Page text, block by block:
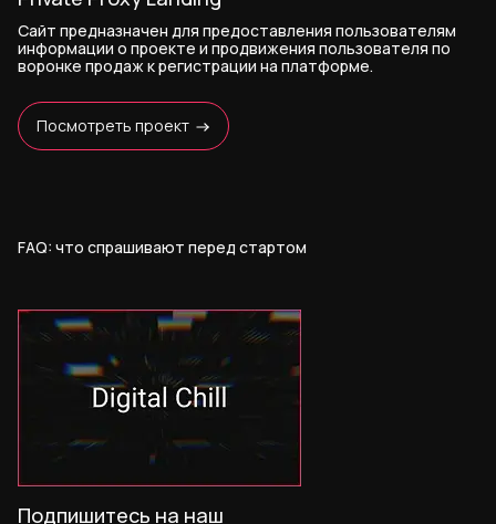
Сайт предназначен для предоставления пользователям
информации о проекте и продвижения пользователя по
воронке продаж к регистрации на платформе.
Посмотреть проект
FAQ: что спрашивают перед стартом
Подпишитесь на наш